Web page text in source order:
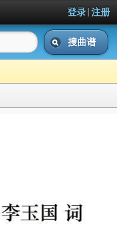
登录| 注册
搜曲谱